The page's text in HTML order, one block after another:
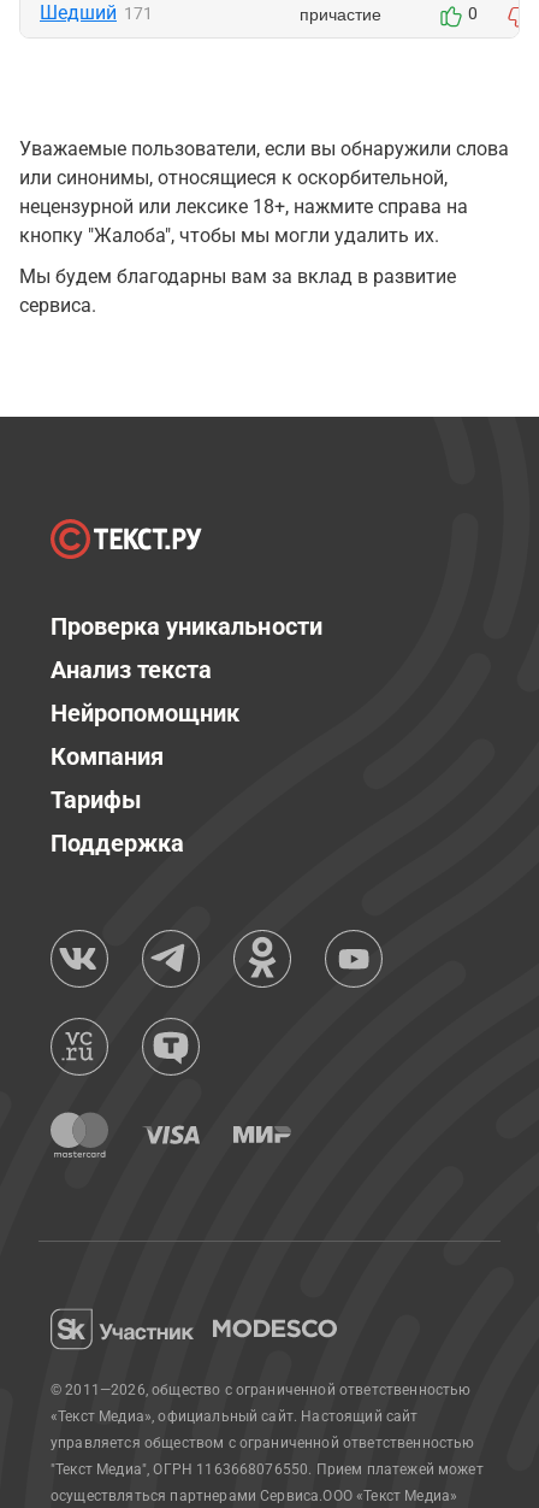
Шедший 171 причастие 0
Уважаемые пользователи, если вы обнаружили слова
или синонимы, относящиеся к оскорбительной,
нецензурной или лексике 18+, нажмите справа на
кнопку "Жалоба", чтобы мы могли удалить их.
Мы будем благодарны вам за вклад в развитие
сервиса.
Проверка уникальности
Анализ текста
Нейропомощник
Компания
Тарифы
Поддержка
© 2011—2026, общество с ограниченной ответственностью
«Текст Медиа», официальный сайт. Настоящий сайт
управляется обществом с ограниченной ответственностью
"Текст Медиа", ОГРН 1163668076550. Прием платежей может
осуществляться партнерами Сервиса.ООО «Текст Медиа»